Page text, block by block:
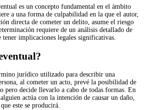
es un concepto fundamental en el ámbito
a una forma de culpabilidad en la que el autor,
directa de cometer un delito, asume el riesgo
requiere de un análisis detallado de
tener implicaciones legales significativas.
jurídico utilizado para describir una
al cometer un acto, prevé la posibilidad de
pero decide llevarlo a cabo de todas formas. En
actúa con la intención de causar un daño,
este se producirá.